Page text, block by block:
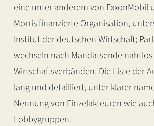
eine unter anderem von ExxonMobil
Morris finanzierte Organisation,
Institut der deutschen Wirtschaft;
wechseln nach Mandatsende nahtlos
Wirtschaftsverbänden. Die Liste der
lang und detailliert, unter klarer
Nennung von Einzelakteuren wie
Lobbygruppen.